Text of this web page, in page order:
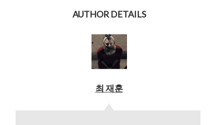
AUTHOR DETAILS
최 재훈